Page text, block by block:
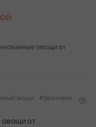
овощи от
#Заготовки
от